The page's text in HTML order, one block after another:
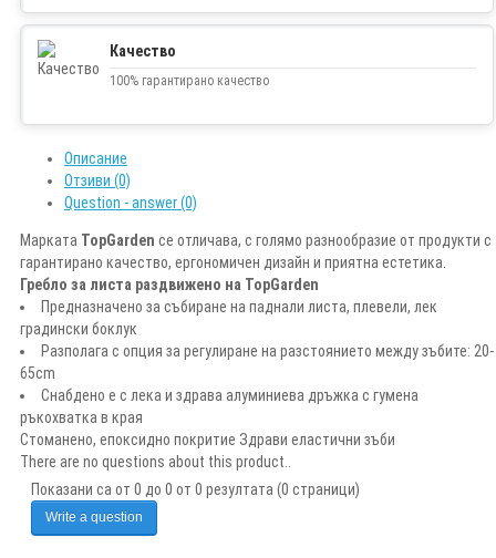
Качество
100% гарантирано качество
Описание
Отзиви (0)
Question - answer (0)
Марката TopGarden се отличава, с голямо разнообразие от продукти с
гарантирано качество, ергономичен дизайн и приятна естетика.
Гребло за листа раздвижено на TopGarden
Предназначено за събиране на паднали листа, плевели, лек
градински боклук
Разполага с опция за регулиране на разстоянието между зъбите: 20-
65cm
Снабдено е с лека и здрава алуминиева дръжка с гумена
ръкохватка в края
Стоманено, епоксидно покритие Здрави еластични зъби
There are no questions about this product..
Показани са от 0 до 0 от 0 резултата (0 страници)
Write a question